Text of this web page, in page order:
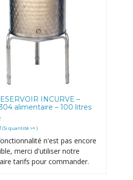
INCURVE –
304 alimentaire – 100 litres
(Si quantité >= )
n'est pas encore
merci d'utiliser notre
tarifs pour commander.